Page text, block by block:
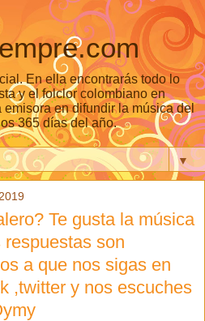
En ella encontrarás todo lo
y el folclor colombiano en
en difundir la música del
365 días del año.
▼
Te gusta la música
son
a que nos sigas en
,twitter y nos escuches